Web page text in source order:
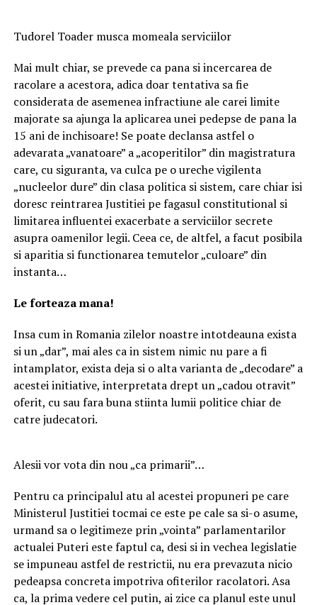
Tudorel Toader musca momeala serviciilor
Mai mult chiar, se prevede ca pana si incercarea de
racolare a acestora, adica doar tentativa sa fie
considerata de asemenea infractiune ale carei limite
majorate sa ajunga la aplicarea unei pedepse de pana la
15 ani de inchisoare! Se poate declansa astfel o
adevarata „vanatoare” a „acoperitilor” din magistratura
care, cu siguranta, va culca pe o ureche vigilenta
„nucleelor dure” din clasa politica si sistem, care chiar isi
doresc reintrarea Justitiei pe fagasul constitutional si
limitarea influentei exacerbate a serviciilor secrete
asupra oamenilor legii. Ceea ce, de altfel, a facut posibila
si aparitia si functionarea temutelor „culoare” din
instanta…
Le forteaza mana!
Insa cum in Romania zilelor noastre intotdeauna exista
si un „dar”, mai ales ca in sistem nimic nu pare a fi
intamplator, exista deja si o alta varianta de „decodare” a
acestei initiative, interpretata drept un „cadou otravit”
oferit, cu sau fara buna stiinta lumii politice chiar de
catre judecatori.
Alesii vor vota din nou „ca primarii”…
Pentru ca principalul atu al acestei propuneri pe care
Ministerul Justitiei tocmai ce este pe cale sa si-o asume,
urmand sa o legitimeze prin „vointa” parlamentarilor
actualei Puteri este faptul ca, desi si in vechea legislatie
se impuneau astfel de restrictii, nu era prevazuta nicio
pedeapsa concreta impotriva ofiterilor racolatori. Asa
ca, la prima vedere cel putin, ai zice ca planul este unul